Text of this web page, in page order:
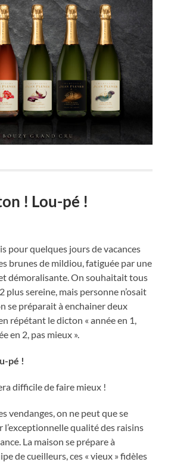
! Lou-pé !
pour quelques jours de vacances
brunes de mildiou, fatiguée par une
démoralisante. On souhaitait tous
plus sereine, mais personne n’osait
se préparait à enchainer deux
répétant le dicton « année en 1,
en 2, pas mieux ».
pé !
difficile de faire mieux !
vendanges, on ne peut que se
qualité des raisins
La maison se prépare à
de cueilleurs, ces « vieux » fidèles